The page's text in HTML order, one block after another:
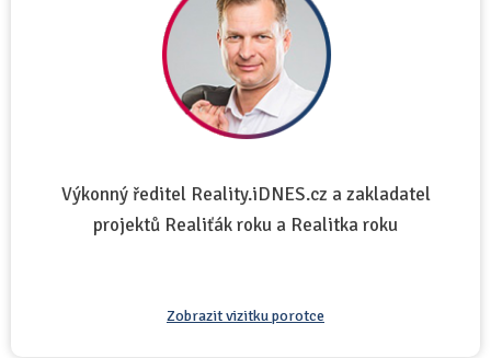
Výkonný ředitel Reality.iDNES.cz a zakladatel
projektů Realiťák roku a Realitka roku
Zobrazit vizitku porotce